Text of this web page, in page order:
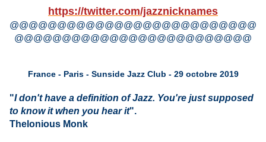
https://twitter.com/jazznicknames
@@@@@@@@@@@@@@@@@@@@@@@@@@
@@@@@@@@@@@@@@@@@@@@@@@@@
France - Paris - Sunside Jazz Club - 29 octobre 2019
"I don't have a definition of Jazz. You're just supposed
to know it when you hear it".
Thelonious Monk